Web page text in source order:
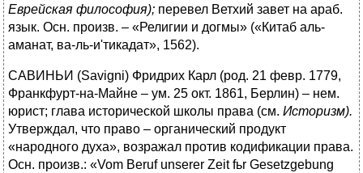
Еврейская философия); перевел Ветхий завет на араб.
язык. Осн. произв. – «Религии и догмы» («Китаб аль-
аманат, ва-ль-и'тикадат», 1562).
САВИНЬИ (Savigni) Фридрих Карл (род. 21 февр. 1779,
Франкфурт-на-Майне – ум. 25 окт. 1861, Берлин) – нем.
юрист; глава исторической школы права (см. Историзм).
Утверждал, что право – органический продукт
«народного духа», возражал против кодификации права.
Осн. произв.: «Vom Beruf unserer Zeit fьr Gesetzgebung